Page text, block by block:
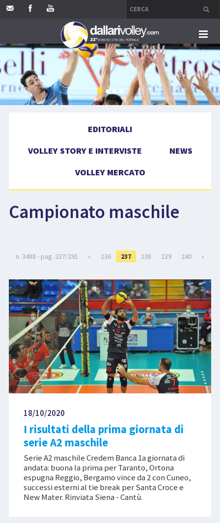
HOME
EDITORIALI
VOLLEY MERCATO
COMPETIZIONI
EVENTI
EDITORIALI
VOLLEY STORY E INTERVISTE
NEWS
VOLLEY MERCATO
Campionato maschile
n. 3488 - pag. 237/291 « 236 237 238 239 240 »
18/10/2020
I risultati della prima giornata di
serie A2 maschile
Serie A2 maschile Credem Banca 1a giornata di
andata: buona la prima per Taranto, Ortona
espugna Reggio, Bergamo vince da 2 con Cuneo,
successi esterni al tie break per Santa Croce e
New Mater. Rinviata Siena - Cantù.